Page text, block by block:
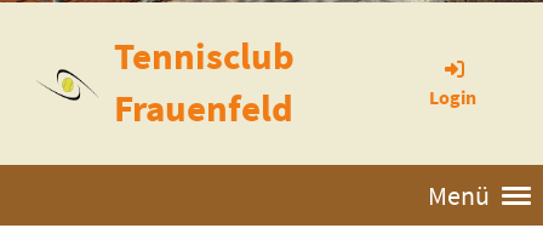
Tennisclub
Frauenfeld
Login
Menü